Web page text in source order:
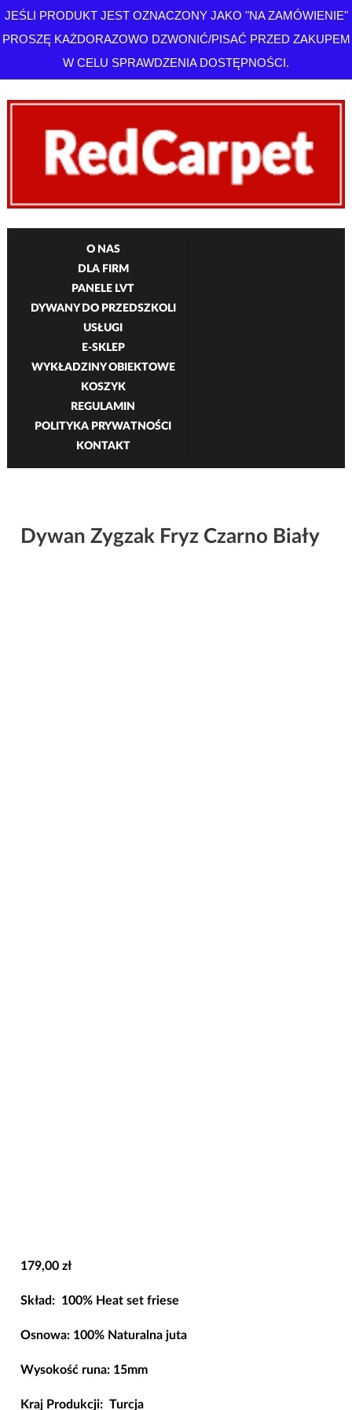
JEŚLI PRODUKT JEST OZNACZONY JAKO "NA ZAMÓWIENIE"
PROSZĘ KAŻDORAZOWO DZWONIĆ/PISAĆ PRZED ZAKUPEM
W CELU SPRAWDZENIA DOSTĘPNOŚCI.
O NAS
DLA FIRM
PANELE LVT
DYWANY DO PRZEDSZKOLI
USŁUGI
E-SKLEP
WYKŁADZINY OBIEKTOWE
KOSZYK
REGULAMIN
POLITYKA PRYWATNOŚCI
KONTAKT
Dywan Zygzak Fryz Czarno Biały
179,00 zł
Skład: 100% Heat set friese
Osnowa: 100% Naturalna juta
Wysokość runa: 15mm
Kraj Produkcji: Turcja